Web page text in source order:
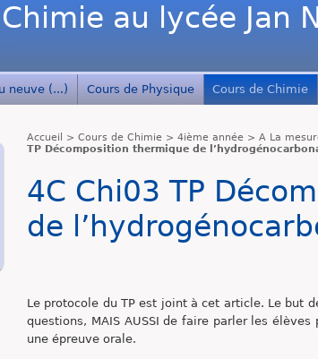
au lycée Jan
neuve (...) Cours de Physique Cours de Chimie
Accueil >Cours de Chimie >4ième année >A La
TP Décomposition thermique de
4C Chi03 TP
de
Le protocole du TP est joint à cet article. Le but
questions, MAIS AUSSI de faire parler les
une épreuve orale.